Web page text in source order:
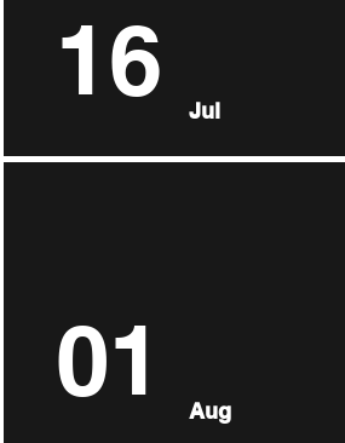
16 Jul
01 Aug